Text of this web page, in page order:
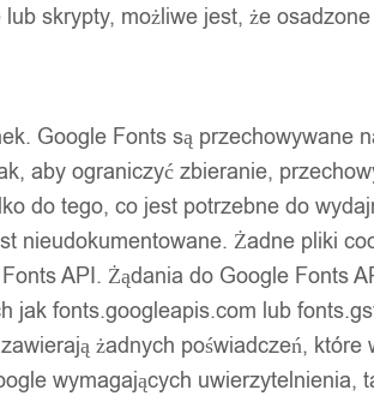
skrypty, możliwe jest, że
Google Fonts są przechowywane
aby ograniczyć zbieranie,
do tego, co jest potrzebne do
nieudokumentowane. Żadne pliki
API. Żądania do Google Fonts
jak fonts.googleapis.com lub
żadnych poświadczeń, które
wymagających uwierzytelnienia,